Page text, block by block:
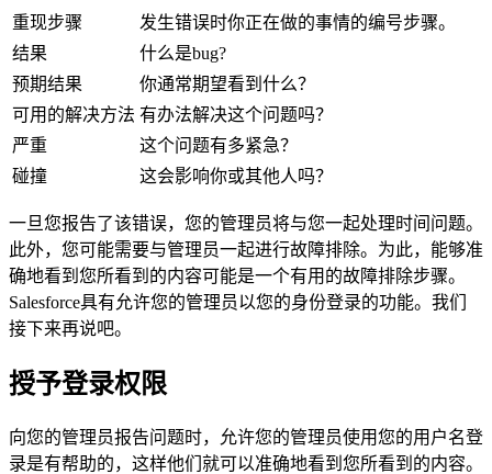
重现步骤
发生错误时你正在做的事情的编号步骤。
结果
什么是bug?
预期结果
你通常期望看到什么？
可用的解决方法 有办法解决这个问题吗？
严重
这个问题有多紧急？
碰撞
这会影响你或其他人吗？
一旦您报告了该错误，您的管理员将与您一起处理时间问题。
此外，您可能需要与管理员一起进行故障排除。为此，能够准
确地看到您所看到的内容可能是一个有用的故障排除步骤。
Salesforce具有允许您的管理员以您的身份登录的功能。我们
接下来再说吧。
授予登录权限
向您的管理员报告问题时，允许您的管理员使用您的用户名登
录是有帮助的，这样他们就可以准确地看到您所看到的内容。